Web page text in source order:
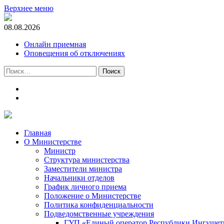
Верхнее меню
08.08.2026
Онлайн приемная
Оповещения об отключениях
Найти:
Главная
О Министерстве
Министр
Cтруктура министерства
Заместители министра
Начальники отделов
График личного приема
Положение о Министерстве
Политика конфиденциальности
Подведомственные учреждения